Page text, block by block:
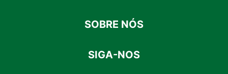
SOBRE NÓS
SIGA-NOS